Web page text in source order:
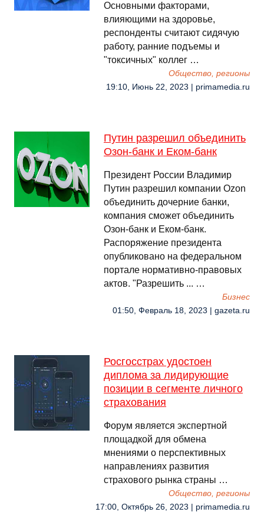
Основными факторами,
влияющими на здоровье,
респонденты считают сидячую
работу, ранние подъемы и
"токсичных" коллег …
Общество, регионы
19:10, Июнь 22, 2023 | primamedia.ru
Путин разрешил объединить
Озон-банк и Еком-банк
Президент России Владимир
Путин разрешил компании Ozon
объединить дочерние банки,
компания сможет объединить
Озон-банк и Еком-банк.
Распоряжение президента
опубликовано на федеральном
портале нормативно-правовых
актов. "Разрешить ... …
Бизнес
01:50, Февраль 18, 2023 | gazeta.ru
Росгосстрах удостоен
диплома за лидирующие
позиции в сегменте личного
страхования
Форум является экспертной
площадкой для обмена
мнениями о перспективных
направлениях развития
страхового рынка страны …
Общество, регионы
17:00, Октябрь 26, 2023 | primamedia.ru